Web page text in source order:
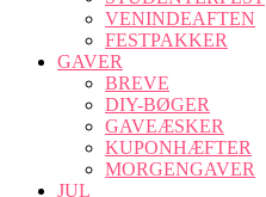
VENINDEAFTEN
FESTPAKKER
GAVER
BREVE
DIY-BØGER
GAVEÆSKER
KUPONHÆFTER
MORGENGAVER
JUL